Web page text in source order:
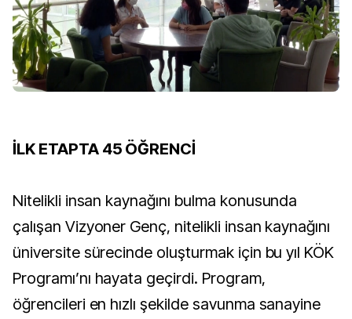
İLK ETAPTA 45 ÖĞRENCİ
Nitelikli insan kaynağını bulma konusunda
çalışan Vizyoner Genç, nitelikli insan kaynağını
üniversite sürecinde oluşturmak için bu yıl KÖK
Programı’nı hayata geçirdi. Program,
öğrencileri en hızlı şekilde savunma sanayine